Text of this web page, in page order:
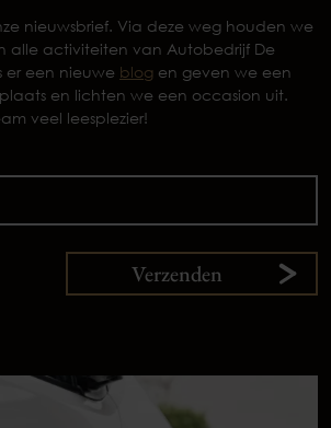
nieuwsbrief. Via deze weg houden we
alle activiteiten van Autobedrijf De
er een nieuwe blog en geven we een
en lichten we een occasion uit.
veel leesplezier!
Verzenden